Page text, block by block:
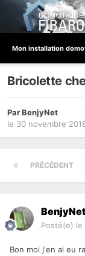
Mon installation
Bricolette
ParBenjyNet
le 30 novembre
PRÉCÉDENT
BenjyNet
Posté(e) le
Bon moi j'en ai eu